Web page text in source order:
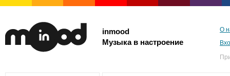
inmood
Музыка в настроение
О